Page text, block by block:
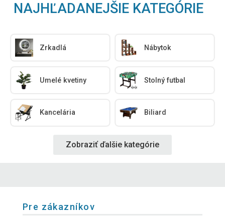
NAJHĽADANEJŠIE KATEGÓRIE
Zrkadlá Nábytok
Umelé kvetiny Stolný futbal
Kancelária Biliard
Zobraziť ďalšie kategórie
Pre zákazníkov